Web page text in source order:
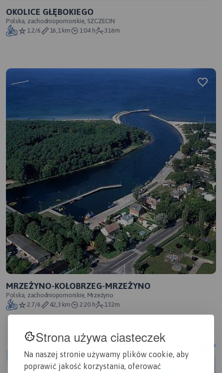
Strona używa ciasteczek
Na naszej stronie używamy plików cookie, aby
poprawić jakość korzystania, oferować
OKOLICE GŁĘBOKIEGO
Polska, zachodniopomorskie, SZCZECIN
1.2/6
16,1 km 1:04 h 316m
MRZEŻYNO-KOŁOBRZEG-MRZEŻYNO
Polska, zachodniopomorskie, Mrzeżyno
2.7/6
42,3 km 2:20 h 132m